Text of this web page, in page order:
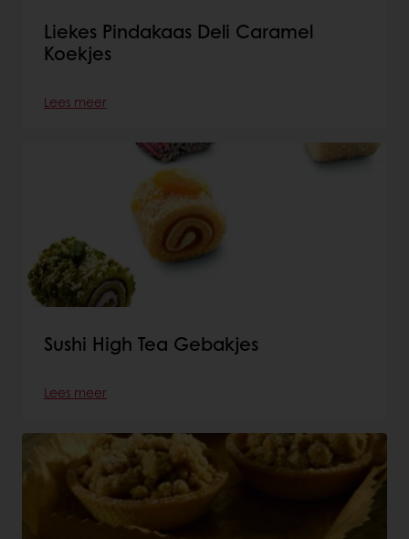
Liekes Pindakaas Deli Caramel
Koekjes
Lees meer
Sushi High Tea Gebakjes
Lees meer